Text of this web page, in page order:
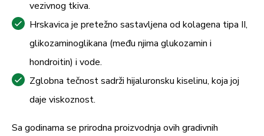
MSM (metilsulfonilmetan) 150 mg n.d.
Glukozamin (glukozamin-
sulfat)
Hondroitin (hondroitin-
sulfat)
30 mg
od svetlosti i vlage na temperaturi do
25ºC.
vezivnog tkiva.
Hrskavica je pretežno sastavljena od kolagena tipa II,
glikozaminoglikana (među njima glukozamin i
hondroitin) i vode.
Zglobna tečnost sadrži hijaluronsku kiselinu, koja joj
daje viskoznost.
Sa godinama se prirodna proizvodnja ovih gradivnih